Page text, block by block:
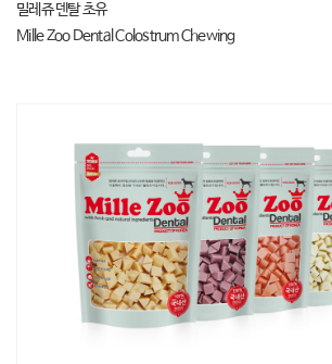
밀레쥬 덴탈 초유
Mille Zoo Dental Colostrum Chewing